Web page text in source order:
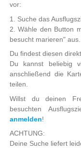
vor:
1. Suche das
2. Wähle den Button
besucht marieren" aus.
Du findest diesen
Du kannst beliebig
anschließend die
teilen.
Willst du deinen
besuchten
anmelden!
ACHTUNG:
Deine Suche liefert